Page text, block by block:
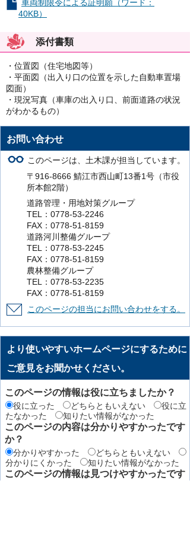
車両制限令による証明願（ワード：
40KB）
添付書類
・位置図（住宅地図等）
・平面図（出入り口の位置を示した自動車置場
図面）
・現況写真（車庫の出入り口、前面道路の状況
がわかるもの）
お問い合わせ
このページは、土木課が担当しています。
〒916-8666 鯖江市西山町13番1号（市役
所本館2階）
道路管理・用地対策グループ
TEL：0778-53-2246
FAX：0778-51-8159
道路河川整備グループ
TEL：0778-53-2245
FAX：0778-51-8159
農林整備グループ
TEL：0778-53-2235
FAX：0778-51-8159
このページの担当にお問い合わせをする。
より使いやすいホームページにするために
ご意見をお聞かせください。
このページの情報は役に立ちましたか？
役に立った どちらともいえない
役に立
たなかった
知りたい情報がなかった
このページの内容は分かりやすかったです
か？
分かりやすかった
どちらともいえない
分かりにくかった
知りたい情報がなかった
このページの情報は見つけやすかったです